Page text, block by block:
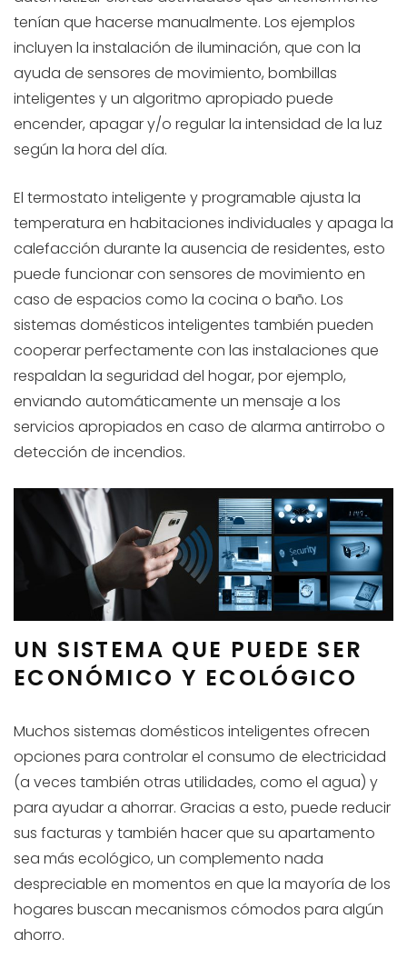
tenían que hacerse manualmente. Los ejemplos
incluyen la instalación de iluminación, que con la
ayuda de sensores de movimiento, bombillas
inteligentes y un algoritmo apropiado puede
encender, apagar y/o regular la intensidad de la luz
según la hora del día.
El termostato inteligente y programable ajusta la
temperatura en habitaciones individuales y apaga la
calefacción durante la ausencia de residentes, esto
puede funcionar con sensores de movimiento en
caso de espacios como la cocina o baño. Los
sistemas domésticos inteligentes también pueden
cooperar perfectamente con las instalaciones que
respaldan la seguridad del hogar, por ejemplo,
enviando automáticamente un mensaje a los
servicios apropiados en caso de alarma antirrobo o
detección de incendios.
UN SISTEMA QUE PUEDE SER
ECONÓMICO Y ECOLÓGICO
Muchos sistemas domésticos inteligentes ofrecen
opciones para controlar el consumo de electricidad
(a veces también otras utilidades, como el agua) y
para ayudar a ahorrar. Gracias a esto, puede reducir
sus facturas y también hacer que su apartamento
sea más ecológico, un complemento nada
despreciable en momentos en que la mayoría de los
hogares buscan mecanismos cómodos para algún
ahorro.